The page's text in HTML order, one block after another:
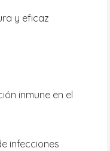
y eficaz
inmune en el
infecciones